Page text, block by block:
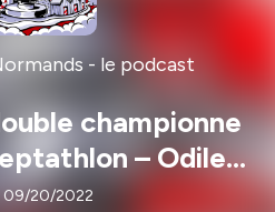
- le podcast
championne
– Odile
09/20/2022